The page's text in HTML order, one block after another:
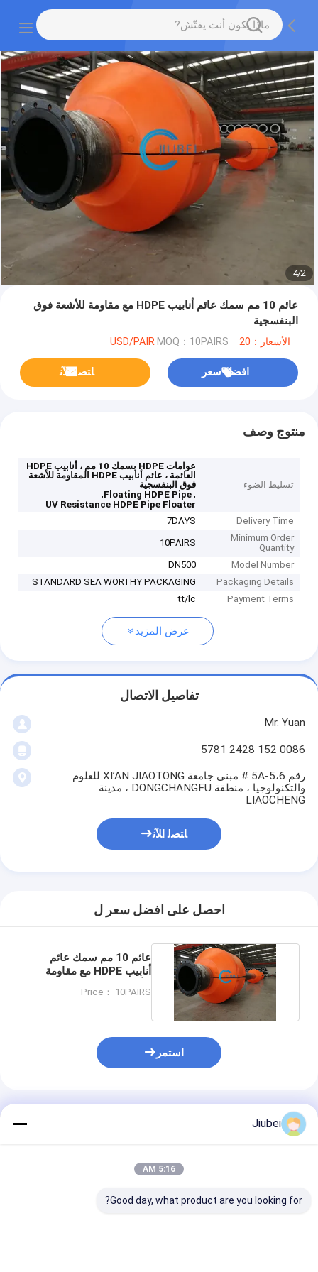
2
/
4
عائم 10 مم سمك عائم أنابيب HDPE مع مقاومة للأشعة فوق
البنفسجية
الأسعار：20 USD/PAIR MOQ：10PAIRS
افضل سعر ﺎﺘﺼﻟ ﺍﻶﻧ
منتوج وصف
تسليط الضوء
عوامات HDPE بسمك 10 مم ، أنابيب HDPE
العائمة ، عائم أنابيب HDPE المقاومة للأشعة
فوق البنفسجية
,
Floating HDPE Pipe
,
UV Resistance HDPE Pipe Floater
Delivery Time
7DAYS
Minimum Order
Quantity
10PAIRS
Model Number
DN500
Packaging Details
STANDARD SEA WORTHY PACKAGING
Payment Terms
tt/lc
عرض المزيد
تفاصيل الاتصال
Mr. Yuan
0086 152 2428 5781
رقم 5A-5،6 # مبنى جامعة XI’AN JIAOTONG للعلوم
والتكنولوجيا ، منطقة DONGCHANGFU ، مدينة
LIAOCHENG
ﺎﺘﺼﻟ ﺍﻶﻧ
احصل على افضل سعر ل
عائم 10 مم سمك عائم
أنابيب HDPE مع مقاومة
Price： 10PAIRS
استمر
المنتجات الموصى بها
Jiubei
5:16 AM
Good day, what product are you looking for?